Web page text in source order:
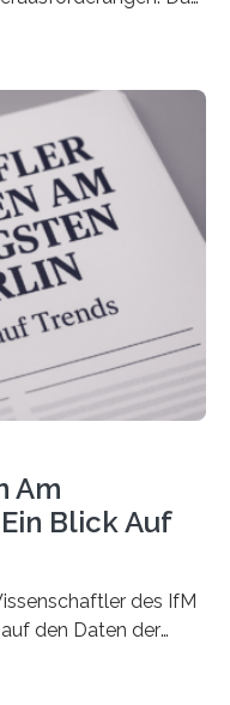
Lukas Linnenbrink
e.V.
auf den
makler*innen. Ein
der Befragten ist
Jahren eine
nur ein Drittel hat
Am
Blick Auf
des IfM
den Daten der
von